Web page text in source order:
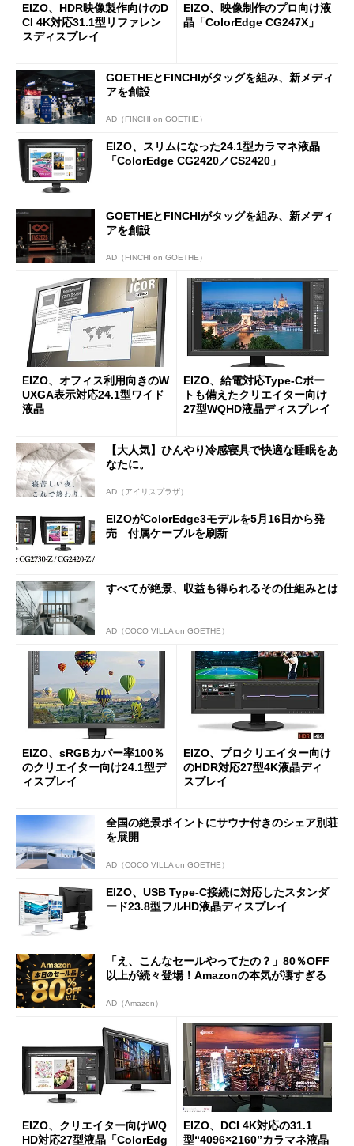
EIZO、HDR映像製作向けのD
CI 4K対応31.1型リファレン
スディスプレイ
EIZO、映像制作のプロ向け液
晶「ColorEdge CG247X」
GOETHEとFINCHIがタッグを組み、新メディ
アを創設
AD（FINCHI on GOETHE）
EIZO、スリムになった24.1型カラマネ液晶
「ColorEdge CG2420／CS2420」
GOETHEとFINCHIがタッグを組み、新メディ
アを創設
AD（FINCHI on GOETHE）
EIZO、オフィス利用向きのW
UXGA表示対応24.1型ワイド
液晶
EIZO、給電対応Type-Cポー
トも備えたクリエイター向け
27型WQHD液晶ディスプレイ
【大人気】ひんやり冷感寝具で快適な睡眠をあ
なたに。
AD（アイリスプラザ）
EIZOがColorEdge3モデルを5月16日から発
売 付属ケーブルを刷新
すべてが絶景、収益も得られるその仕組みとは
AD（COCO VILLA on GOETHE）
EIZO、sRGBカバー率100％
のクリエイター向け24.1型デ
ィスプレイ
EIZO、プロクリエイター向け
のHDR対応27型4K液晶ディ
スプレイ
全国の絶景ポイントにサウナ付きのシェア別荘
を展開
AD（COCO VILLA on GOETHE）
EIZO、USB Type-C接続に対応したスタンダ
ード23.8型フルHD液晶ディスプレイ
「え、こんなセールやってたの？」80％OFF
以上が続々登場！Amazonの本気が凄すぎる
AD（Amazon）
EIZO、クリエイター向けWQ
HD対応27型液晶「ColorEdg
EIZO、DCI 4K対応の31.1
型“4096×2160”カラマネ液晶